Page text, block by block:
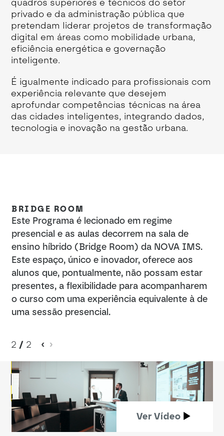
quadros superiores e técnicos do setor
privado e da administração pública que
pretendam liderar projetos de transformação
digital em áreas como mobilidade urbana,
eficiência energética e governação
inteligente.
É igualmente indicado para profissionais com
experiência relevante que desejem
aprofundar competências técnicas na área
das cidades inteligentes, integrando dados,
tecnologia e inovação na gestão urbana.
BRIDGE ROOM
Este Programa é lecionado em regime
presencial e as aulas decorrem na sala de
ensino híbrido (Bridge Room) da NOVA IMS.
Este espaço, único e inovador, oferece aos
alunos que, pontualmente, não possam estar
presentes, a flexibilidade para acompanharem
o curso com uma experiência equivalente à de
uma sessão presencial.
2 / 2
Ver Vídeo